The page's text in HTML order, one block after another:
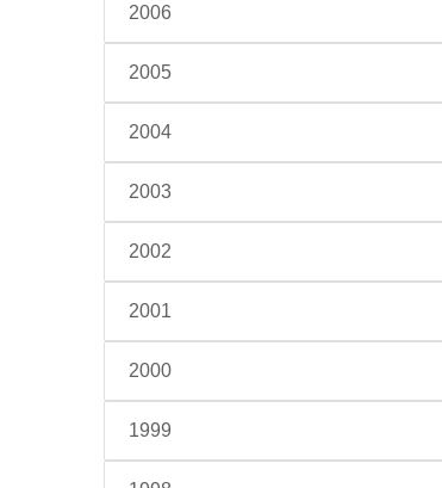
2006
2005
2004
2003
2002
2001
2000
1999